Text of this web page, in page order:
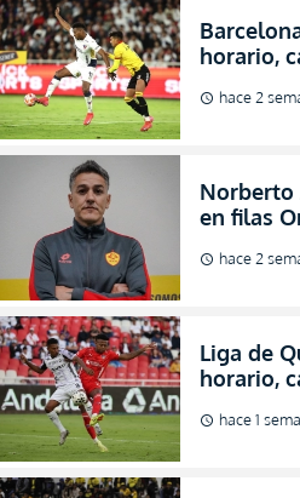
horario,
VIVO la
2026
schedule hace 2
Norberto
en filas
de Aucas
schedule hace 2
Liga de
horario,
VIVO
Copa
schedule hace 1